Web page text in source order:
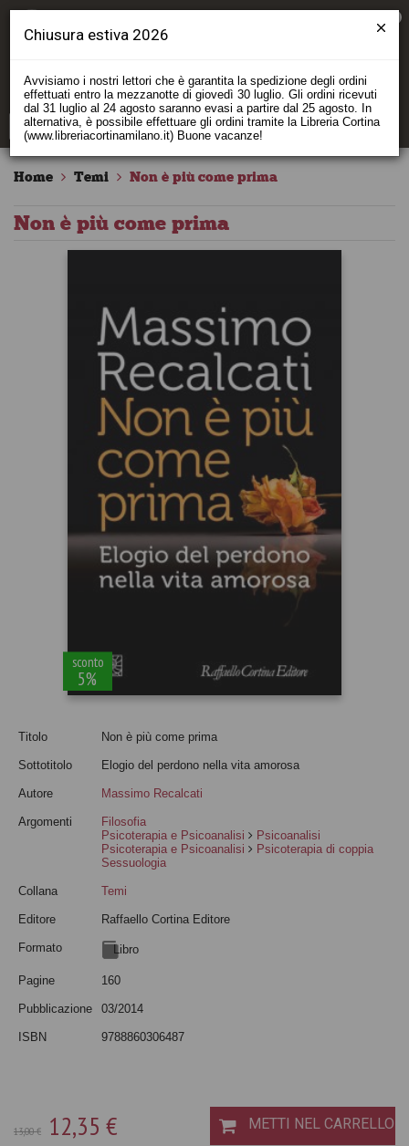
Home Temi Non è più come prima
Non è più come prima
sconto
5%
Titolo Non è più come prima
Sottotitolo Elogio del perdono nella vita amorosa
Autore Massimo Recalcati
Argomenti
Filosofia
Psicoterapia e Psicoanalisi
Psicoanalisi
Psicoterapia e Psicoanalisi
Psicoterapia di coppia
Sessuologia
Collana Temi
Editore Raffaello Cortina Editore
Formato Libro
Pagine 160
Pubblicazione 03/2014
ISBN 9788860306487
13,00 € 12,35 € METTI NEL CARRELLO
Chiusura estiva 2026
Avvisiamo i nostri lettori che è garantita la spedizione degli ordini
effettuati entro la mezzanotte di giovedì 30 luglio. Gli ordini ricevuti
dal 31 luglio al 24 agosto saranno evasi a partire dal 25 agosto. In
alternativa, è possibile effettuare gli ordini tramite la Libreria Cortina
(www.libreriacortinamilano.it) Buone vacanze!